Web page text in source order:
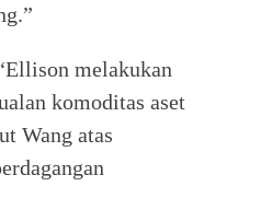
melakukan
komoditas aset
Wang atas